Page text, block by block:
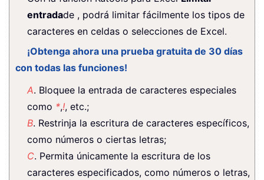
entradade , podrá limitar fácilmente los tipos de
caracteres en celdas o selecciones de Excel.
¡Obtenga ahora una prueba gratuita de 30 días
con todas las funciones!
A. Bloquee la entrada de caracteres especiales
como *,!, etc.;
B. Restrinja la escritura de caracteres específicos,
como números o ciertas letras;
C. Permita únicamente la escritura de los
caracteres especificados, como números o letras,